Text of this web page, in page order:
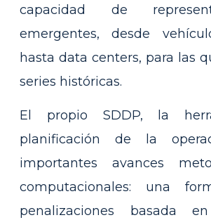
capacidad de
emergentes, desde
hasta data centers, para las
series históricas.
El propio SDDP, la
planificación de la
importantes avances
computacionales: una
penalizaciones basada